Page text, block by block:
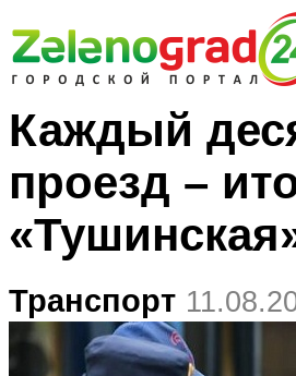
Каждый
проезд –
Транспорт